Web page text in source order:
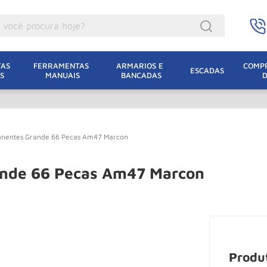
FERRAMENTAS
MANUAIS
ARMARIOS E
BANCADAS
ESCADAS
Grande 66 Pecas Am47 Marcon
66 Pecas Am47 Marcon